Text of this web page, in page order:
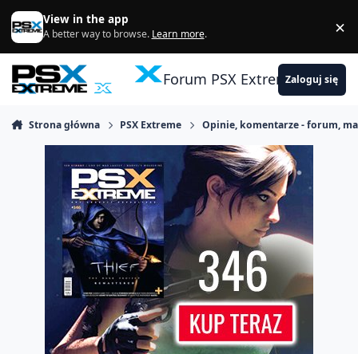
Skocz do zawartości
View in the app
A better way to browse. Learn more. ×
Forum PSX ExtremeZaloguj się
Strona główna PSX Extreme Opinie, komentarze - forum,